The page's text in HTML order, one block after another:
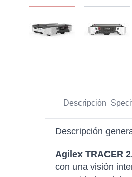
Descripción
Descripción
Agilex TRACER
con una visión